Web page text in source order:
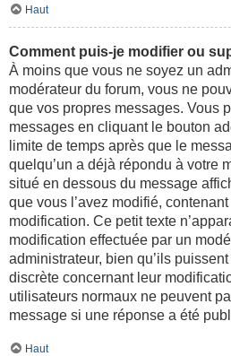
Haut
Comment puis-je modifier ou
À moins que vous ne soyez un
modérateur du forum, vous ne
que vos propres messages. Vous
messages en cliquant le bouton
limite de temps après que le
quelqu’un a déjà répondu à votre
situé en dessous du message
que vous l’avez modifié,
modification. Ce petit texte
modification effectuée par un
administrateur, bien qu’ils
discrète concernant leur
utilisateurs normaux ne peuvent
message si une réponse a été
Haut